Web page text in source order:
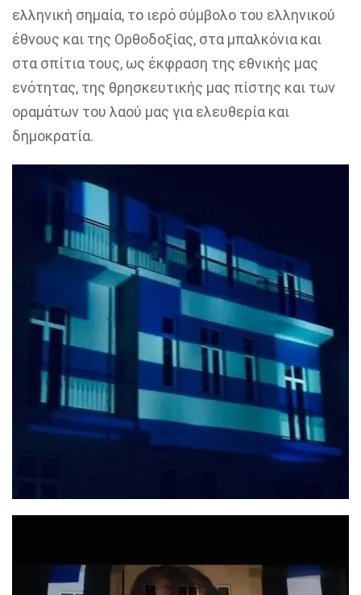
ελληνική σημαία, το ιερό σύμβολο του ελληνικού
έθνους και της Ορθοδοξίας, στα μπαλκόνια και
στα σπίτια τους, ως έκφραση της εθνικής μας
ενότητας, της θρησκευτικής μας πίστης και των
οραμάτων του λαού μας για ελευθερία και
δημοκρατία.